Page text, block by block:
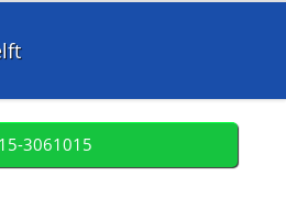
3061015